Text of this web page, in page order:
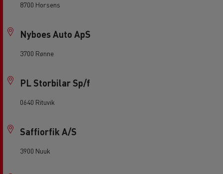
8700 Horsens
Nyboes Auto ApS
3700 Rønne
PL Storbilar Sp/f
0640 Rituvik
Saffiorfik A/S
3900 Nuuk